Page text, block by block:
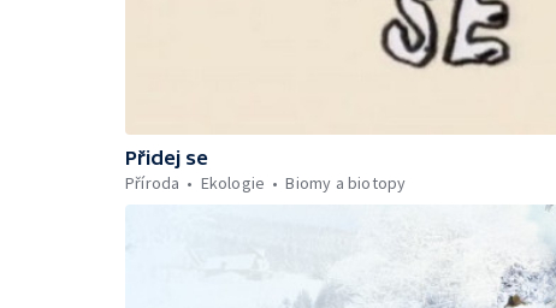
Přidej se
Příroda
Ekologie Biomy a biotopy